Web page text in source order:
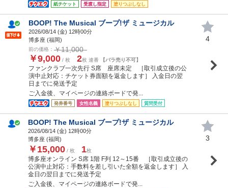
紙チケット 受渡し指定 塗りつぶしなし
BOOP! The Musical ブープ!ザ ミュージカル
2026/08/14 (金) 12時00分
博多座 (福岡)
前の価格： ￥11,000
￥9,000 / 枚 2枚 連番 【バラ売り不可】
ファンクラブ一次先行 S席 座席未定 ［取引成立後の公
演中止対応：チケット券面額を返金します］ 入金日の翌
日までに発送予定
ご入金後、マイページの連絡ボードで発...
発券番号 女性名義 塗りつぶしなし 質問受付
4
BOOP! The Musical ブープ!ザ ミュージカル
2026/08/14 (金) 12時00分
博多座 (福岡)
￥15,000 / 枚 1枚
博多座オンライン S席 1階 F列 12～15番 ［取引成立後の
公演中止対応：手数料を差し引いた全額を返金します］ 入
金日の翌日までに発送予定
ご入金後、マイページの連絡ボードで発...
3